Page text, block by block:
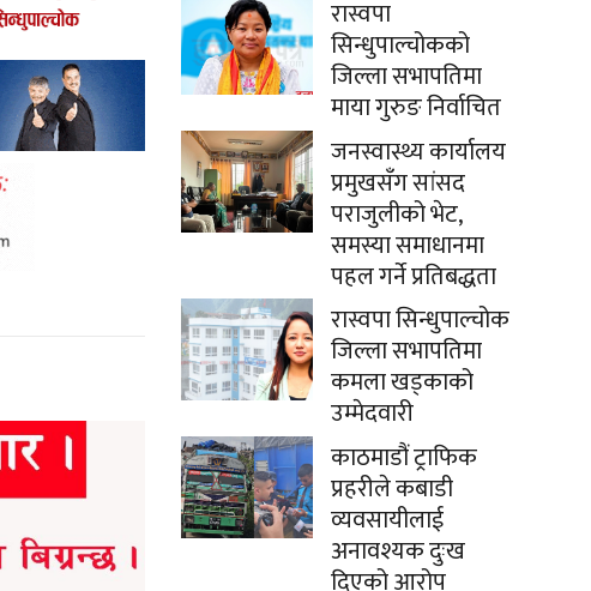
रास्वपा
सिन्धुपाल्चोकको
जिल्ला सभापतिमा
माया गुरुङ निर्वाचित
जनस्वास्थ्य कार्यालय
प्रमुखसँग सांसद
पराजुलीको भेट,
समस्या समाधानमा
पहल गर्ने प्रतिबद्धता
रास्वपा सिन्धुपाल्चोक
जिल्ला सभापतिमा
कमला खड्काको
उम्मेदवारी
काठमाडौं ट्राफिक
प्रहरीले कबाडी
व्यवसायीलाई
अनावश्यक दुःख
दिएको आरोप